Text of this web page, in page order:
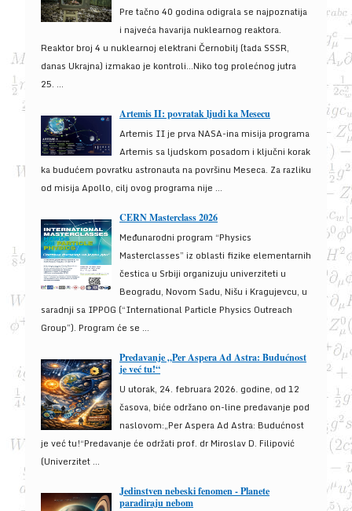
Pre tačno 40 godina odigrala se najpoznatija
i najveća havarija nuklearnog reaktora.
Reaktor broj 4 u nuklearnoj elektrani Černobilj (tada SSSR,
danas Ukrajna) izmakao je kontroli...Niko tog prolećnog jutra
25. ...
Artemis II: povratak ljudi ka Mesecu
Artemis II je prva NASA-ina misija programa
Artemis sa ljudskom posadom i ključni korak
ka budućem povratku astronauta na površinu Meseca. Za razliku
od misija Apollo, cilj ovog programa nije ...
CERN Masterclass 2026
Međunarodni program “Physics
Masterclasses” iz oblasti fizike elementarnih
čestica u Srbiji organizuju univerziteti u
Beogradu, Novom Sadu, Nišu i Kragujevcu, u
saradnji sa IPPOG (“International Particle Physics Outreach
Group”). Program će se ...
Predavanje „Per Aspera Ad Astra: Budućnost
je već tu!“
U utorak, 24. februara 2026. godine, od 12
časova, biće održano on-line predavanje pod
naslovom:„Per Aspera Ad Astra: Budućnost
je već tu!“Predavanje će održati prof. dr Miroslav D. Filipović
(Univerzitet ...
Jedinstven nebeski fenomen - Planete
paradiraju nebom